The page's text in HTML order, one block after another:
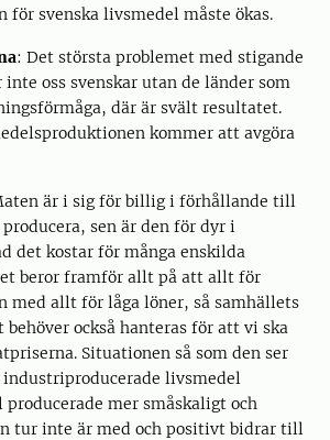
för svenska livsmedel måste ökas.
: Det största problemet med stigande
oss svenskar utan de länder som
där är svält resultatet.
kommer att avgöra
är i sig för billig i förhållande till
sen är den för dyr i
det kostar för många enskilda
beror framför allt på att allt för
med allt för låga löner, så samhällets
också hanteras för att vi ska
Situationen så som den ser
livsmedel
mer småskaligt och
tur inte är med och positivt bidrar till